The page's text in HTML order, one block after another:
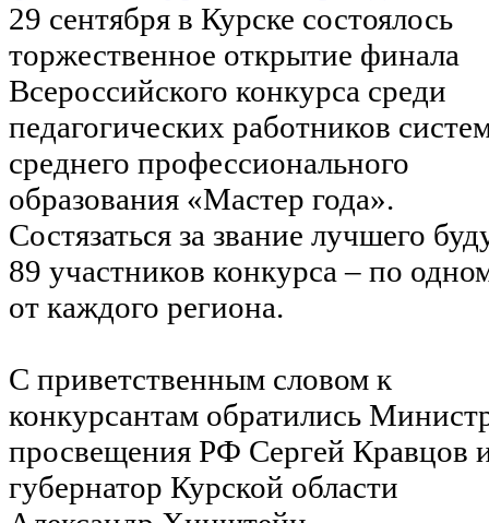
29 сентября в Курске состоялось
торжественное открытие финала
Всероссийского конкурса среди
педагогических работников
среднего профессионального
образования «Мастер года».
Состязаться за звание лучшего
89 участников конкурса – по
от каждого региона.
С приветственным словом к
конкурсантам обратились
просвещения РФ Сергей Кравцов
губернатор Курской области